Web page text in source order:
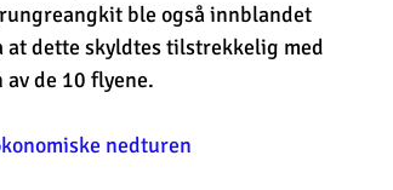
ble også innblandet
at dette skyldtes tilstrekkelig med
de 10 flyene.
nedturen